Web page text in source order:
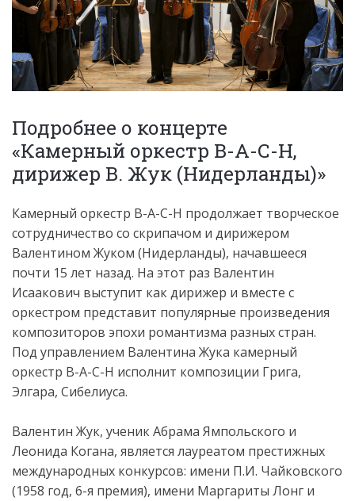
Подробнее о концерте
«Камерный оркестр В-А-С-Н,
дирижер В. Жук (Нидерланды)»
Камерный оркестр В-А-С-Н продолжает творческое
сотрудничество со скрипачом и дирижером
Валентином Жуком (Нидерланды), начавшееся
почти 15 лет назад. На этот раз Валентин
Исаакович выступит как дирижер и вместе с
оркестром представит популярные произведения
композиторов эпохи романтизма разных стран.
Под управлением Валентина Жука камерный
оркестр В-А-С-Н исполнит композиции Грига,
Элгара, Сибелиуса.
Валентин Жук, ученик Абрама Ямпольского и
Леонида Когана, является лауреатом престижных
международных конкурсов: имени П.И. Чайковского
(1958 год, 6-я премия), имени Маргариты Лонг и